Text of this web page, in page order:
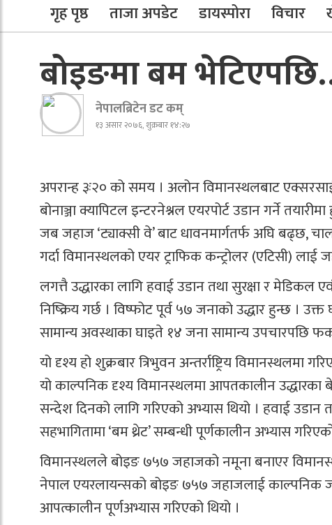
गृह पृष्ठ ताजा अपडेट डायस्पोरा विचार
बोइङमा बम
नेपालब्रिटेन डट कम्
१३ असार २०७६, शुक्रबार १४:२७
अपरान्ह ३ः२० को समय । अलोन विमानस्थलबाट
बोनाञ्जा क्यापिटल इन्टरनेश्नल एयरपोर्ट उडान गर्ने
जब जहाज ‘ट्याक्सी वे’ बाट धावनमार्गतर्फ अघि बढ्छ,
गर्दा विमानस्थलको एयर ट्राफिक कन्ट्रोलर (एटिसी) लाई
लगत्तै उद्धारका लागि हवाई उडान तथा सुरक्षा र मेडिकल
निष्क्रिय गर्छ । विष्फोट पूर्व ५७ जनाको उद्धार हुन्छ ।
सामान्य अवस्थाका घाइते १४ जना सामान्य उपचारपछि
यो दृश्य हो शुक्रबार त्रिभुवन अन्तर्राष्ट्रिय विमानस्थलमा
यो काल्पनिक दृश्य विमानस्थलमा आपतकालीन
सन्देश दिनको लागि गरिएको अभ्यास थियो । हवाई उडान
सहभागितामा ‘बम थ्रेट’ सम्बन्धी पूर्णकालीन अभ्यास
विमानस्थलले बोइङ ७५७ जहाजको नमूना बनाएर
नेपाल एयरलायन्सको बोइङ ७५७ जहाजलाई काल्पनिक
आपत्कालीन पूर्णअभ्यास गरिएको थियो ।